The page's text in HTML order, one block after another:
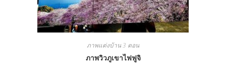
ภาพแต่งบ้าน 3 ตอน
ภาพวิวภูเขาไฟฟูจิ